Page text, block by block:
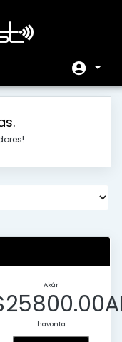
Akár
havonta